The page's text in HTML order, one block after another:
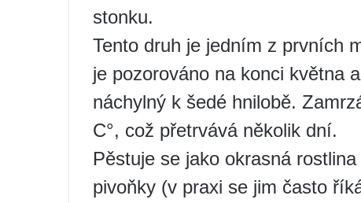
stonku.
Tento druh je jedním z prvních
je pozorováno na konci května
náchylný k šedé hnilobě.
C°, což přetrvává několik dní.
Pěstuje se jako okrasná
pivoňky (v praxi se jim často